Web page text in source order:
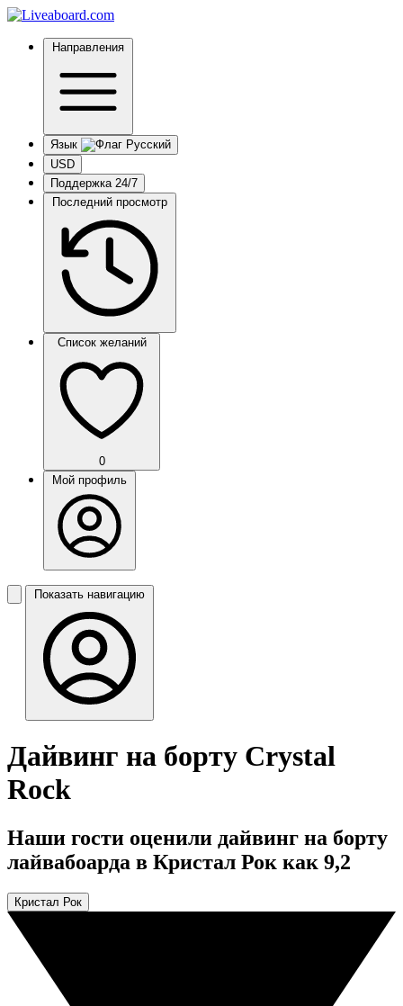
Направления
Язык
USD
Поддержка 24/7
Последний просмотр
Список желаний
0
Мой профиль
Показать навигацию
Дайвинг на борту Crystal
Rock
Наши гости оценили дайвинг на борту
лайвабоарда в Кристал Рок как 9,2
Кристал Рок